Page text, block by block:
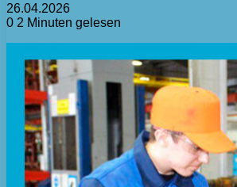
26.04.2026
0 2 Minuten gelesen